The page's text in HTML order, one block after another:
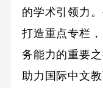
的学术引领力
打造重点专栏
务能力的重要
助力国际中文